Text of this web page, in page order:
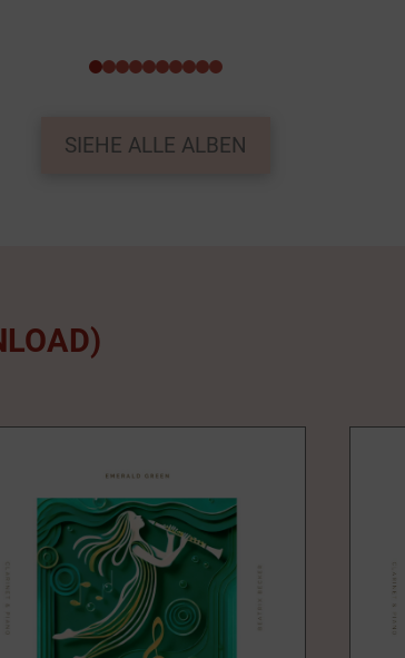
0123456789
SIEHE ALLE ALBEN